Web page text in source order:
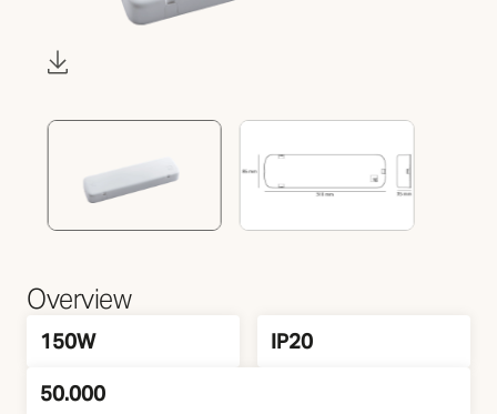
Overview
Leistung
150W IP Klasse
IP20
Lebensdauer
50.000